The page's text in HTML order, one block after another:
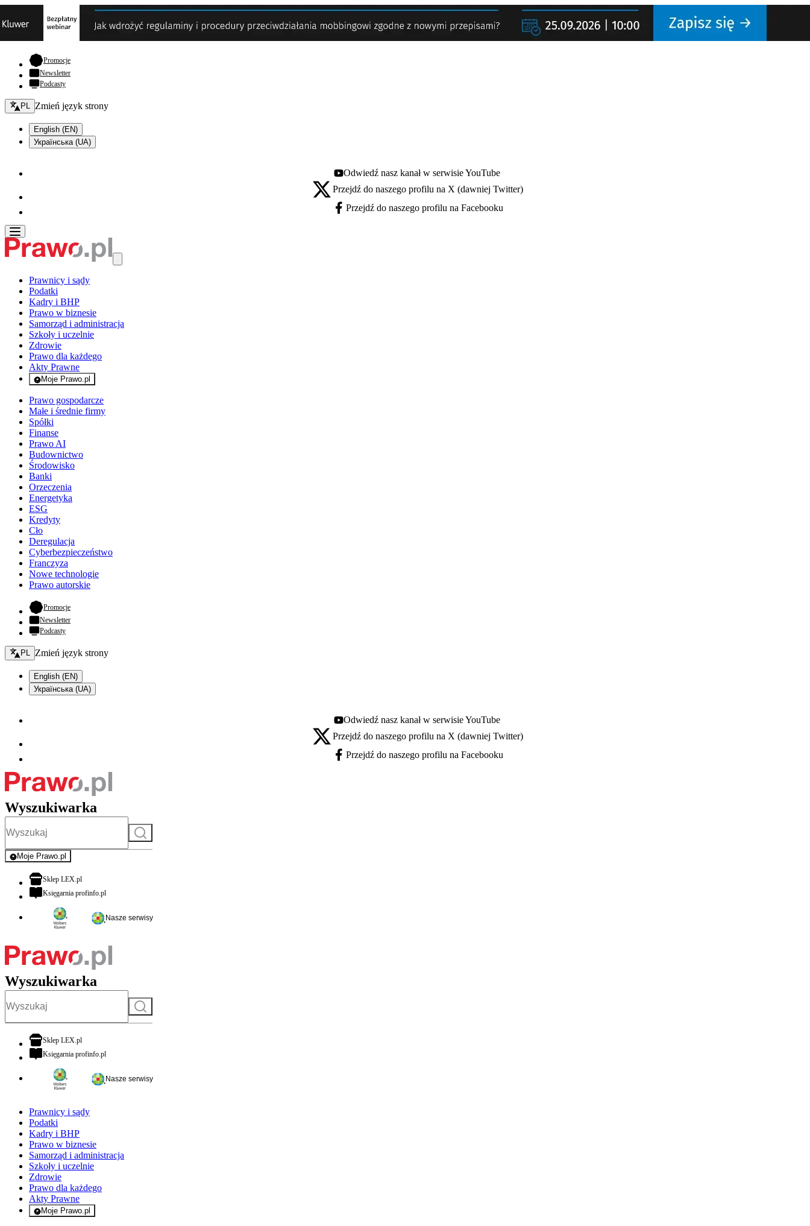
Promocje- otwiera się w nowej karcie
Newsletter
Podcasty
Zmień język - bieżący:
PL Zmień język strony
English (EN)
Українська (UA)
Youtube - otwiera się w nowej karcie
Odwiedź nasz kanał w serwisie YouTube
X - otwiera się w nowej karcie
Przejdź do naszego profilu na X (dawniej Twitter)
Facebook - otwiera się w nowej karcie
Przejdź do naszego profilu na Facebooku
Prawnicy i sądy
Podatki
Kadry i BHP
Prawo w biznesie
Samorząd i administracja
Szkoły i uczelnie
Zdrowie
Prawo dla każdego
Akty Prawne
Moje Prawo.pl
- rejestracja i logowanie do serwisu
Prawo gospodarcze
Małe i średnie firmy
Spółki
Finanse
Prawo AI
Budownictwo
Środowisko
Banki
Orzeczenia
Energetyka
ESG
Kredyty
Cło
Deregulacja
Cyberbezpieczeństwo
Franczyza
Nowe technologie
Prawo autorskie
Promocje- otwiera się w nowej karcie
Newsletter
Podcasty
Zmień język - bieżący:
PL Zmień język strony
English (EN)
Українська (UA)
Youtube - otwiera się w nowej karcie
Odwiedź nasz kanał w serwisie YouTube
X - otwiera się w nowej karcie
Przejdź do naszego profilu na X (dawniej Twitter)
Facebook - otwiera się w nowej karcie
Przejdź do naszego profilu na Facebooku
Wyszukiwarka
Szukaj
Moje Prawo.pl
- rejestracja i logowanie do serwisu
Sklep LEX.plotwiera się w nowej karcie
Księgarnia profinfo.plotwiera się w nowej karcie
Nasze serwisy
Wyszukiwarka
Szukaj
Sklep LEX.plotwiera się w nowej karcie
Księgarnia profinfo.plotwiera się w nowej karcie
Nasze serwisy
Prawnicy i sądy
Podatki
Kadry i BHP
Prawo w biznesie
Samorząd i administracja
Szkoły i uczelnie
Zdrowie
Prawo dla każdego
Akty Prawne
Moje Prawo.pl
- rejestracja i logowanie do serwisu